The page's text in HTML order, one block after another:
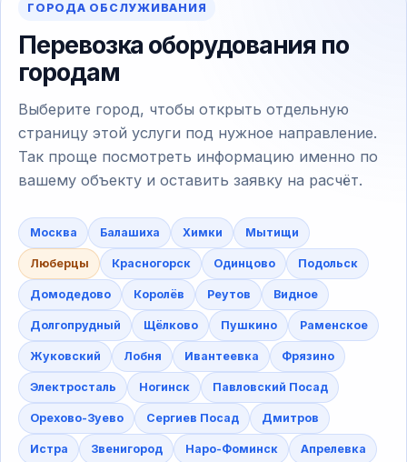
ГОРОДА ОБСЛУЖИВАНИЯ
Перевозка оборудования по
городам
Выберите город, чтобы открыть отдельную
страницу этой услуги под нужное направление.
Так проще посмотреть информацию именно по
вашему объекту и оставить заявку на расчёт.
Москва Балашиха Химки Мытищи
Люберцы Красногорск Одинцово Подольск
Домодедово Королёв Реутов Видное
Долгопрудный Щёлково Пушкино Раменское
Жуковский Лобня Ивантеевка Фрязино
Электросталь Ногинск Павловский Посад
Орехово-Зуево Сергиев Посад Дмитров
Истра Звенигород Наро-Фоминск Апрелевка